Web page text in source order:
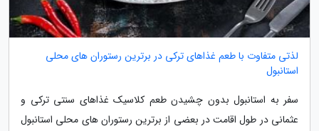
لذتی متفاوت با طعم غذاهای ترکی در برترین رستوران های محلی
استانبول
سفر به استانبول بدون چشیدن طعم کلاسیک غذاهای سنتی ترکی و
عثمانی در طول اقامت در بعضی از برترین رستوران های محلی استانبول